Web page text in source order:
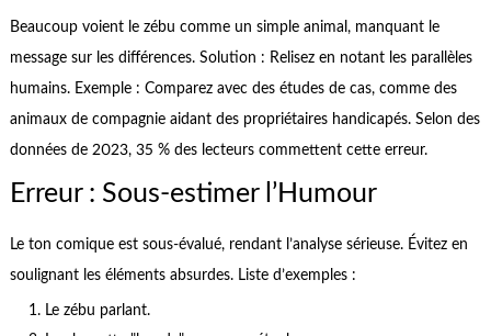
Beaucoup voient le zébu comme un simple animal, manquant le
message sur les différences. Solution : Relisez en notant les parallèles
humains. Exemple : Comparez avec des études de cas, comme des
animaux de compagnie aidant des propriétaires handicapés. Selon des
données de 2023, 35 % des lecteurs commettent cette erreur.
Erreur : Sous-estimer l’Humour
Le ton comique est sous-évalué, rendant l’analyse sérieuse. Évitez en
soulignant les éléments absurdes. Liste d’exemples :
Le zébu parlant.